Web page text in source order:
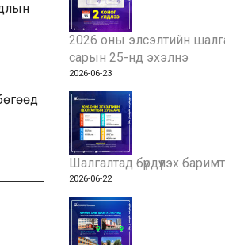
2026 оны элсэлтийн
сарын 25-нд эхэлнэ
2026-06-23
Шалгалтад бүрдүүлэх
2026-06-22